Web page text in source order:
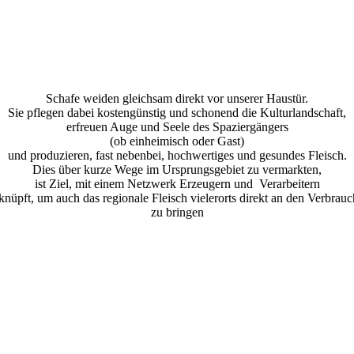
Schafe weiden gleichsam direkt vor unserer Haustür.
Sie pflegen dabei kostengünstig und schonend die Kulturlandschaft,
erfreuen Auge und Seele des Spaziergängers
(ob einheimisch oder Gast)
und produzieren, fast nebenbei, hochwertiges und gesundes Fleisch.
Dies über kurze Wege im Ursprungsgebiet zu vermarkten,
ist Ziel, mit einem Netzwerk Erzeugern und Verarbeitern
um auch das regionale Fleisch vielerorts direkt an den
zu bringen